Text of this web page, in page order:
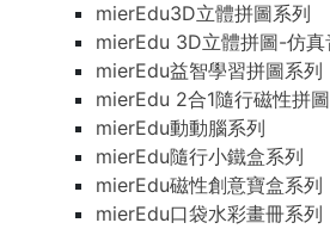
mierEdu3D立體拼圖系列
mierEdu 3D立體拼圖-仿真
mierEdu益智學習拼圖系列
mierEdu 2合1隨行磁性拼
mierEdu動動腦系列
mierEdu隨行小鐵盒系列
mierEdu磁性創意寶盒系列
mierEdu口袋水彩畫冊系列